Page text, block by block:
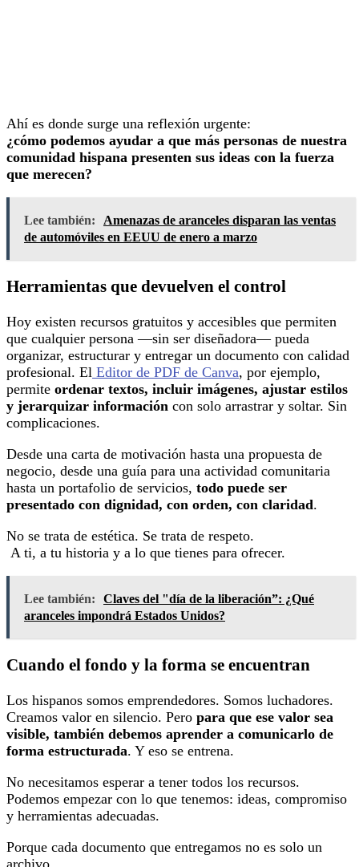
Ahí es donde surge una reflexión urgente:
¿cómo podemos ayudar a que más personas de nuestra
comunidad hispana presenten sus ideas con la fuerza
que merecen?
Lee también:
Amenazas de aranceles disparan las ventas
de automóviles en EEUU de enero a marzo
Herramientas que devuelven el control
Hoy existen recursos gratuitos y accesibles que permiten
que cualquier persona —sin ser diseñadora— pueda
organizar, estructurar y entregar un documento con calidad
profesional. El Editor de PDF de Canva, por ejemplo,
permite ordenar textos, incluir imágenes, ajustar estilos
y jerarquizar información con solo arrastrar y soltar. Sin
complicaciones.
Desde una carta de motivación hasta una propuesta de
negocio, desde una guía para una actividad comunitaria
hasta un portafolio de servicios, todo puede ser
presentado con dignidad, con orden, con claridad.
No se trata de estética. Se trata de respeto.
A ti, a tu historia y a lo que tienes para ofrecer.
Lee también:
Claves del "día de la liberación”: ¿Qué
aranceles impondrá Estados Unidos?
Cuando el fondo y la forma se encuentran
Los hispanos somos emprendedores. Somos luchadores.
Creamos valor en silencio. Pero para que ese valor sea
visible, también debemos aprender a comunicarlo de
forma estructurada. Y eso se entrena.
No necesitamos esperar a tener todos los recursos.
Podemos empezar con lo que tenemos: ideas, compromiso
y herramientas adecuadas.
Porque cada documento que entregamos no es solo un